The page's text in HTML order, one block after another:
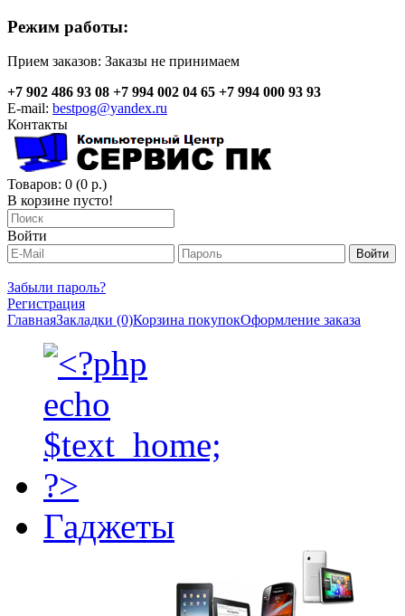
Режим работы:
Прием заказов: Заказы не принимаем
+7 902 486 93 08 +7 994 002 04 65 +7 994 000 93 93
E-mail: bestpog@yandex.ru
Контакты
Товаров: 0 (0 р.)
В корзине пусто!
Войти
Забыли пароль?
Регистрация
ГлавнаяЗакладки (0)Корзина покупокОформление заказа
Гаджеты